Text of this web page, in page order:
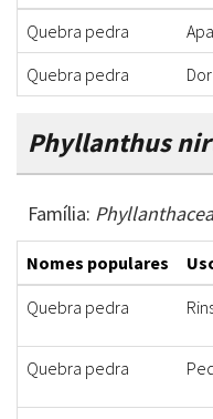
Quebra pedra
Quebra pedra
Phyllanthus
Família:
Nomes populares
Quebra pedra
Quebra pedra